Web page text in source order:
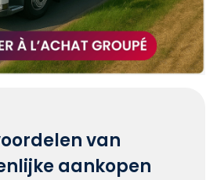
van
aankopen